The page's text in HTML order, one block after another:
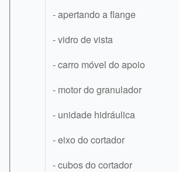
- apertando a flange
- vidro de vista
- carro móvel do apoio
- motor do granulador
- unidade hidráulica
- eixo do cortador
- cubos do cortador